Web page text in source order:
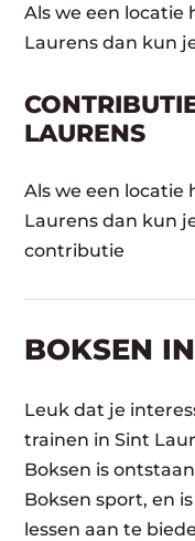
Als we een locatie
Laurens dan kun
LAURENS
Als we een locatie
Laurens dan kun
contributie
BOKSEN
Leuk dat je
trainen in Sint
Boksen is
Boksen sport, en
lessen aan te